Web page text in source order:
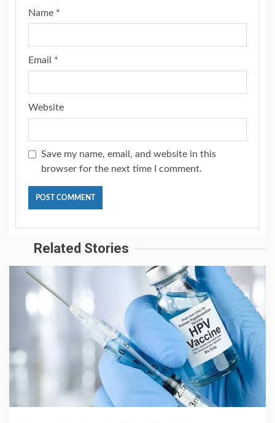
Name *
Email *
Website
Save my name, email, and website in this
browser for the next time I comment.
Related Stories